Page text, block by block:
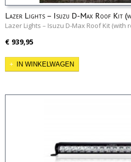
Lazer Lights – Isuzu D-Max Roof Kit
Lazer Lights – Isuzu D-Max Roof Kit (with
€ 939,95
IN WINKELWAGEN